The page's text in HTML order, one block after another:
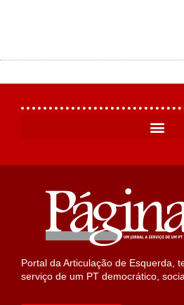
Portal da Articulação de Esquerda,
serviço de um PT democrático,